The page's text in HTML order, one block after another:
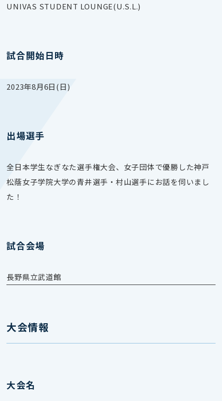
UNIVAS STUDENT LOUNGE(U.S.L.)
試合開始日時
2023年8月6日(日)
出場選手
全日本学生なぎなた選手権大会、女子団体で優勝した神戸
松蔭女子学院大学の青井選手・村山選手にお話を伺いまし
た！
試合会場
長野県立武道館
大会情報
大会名